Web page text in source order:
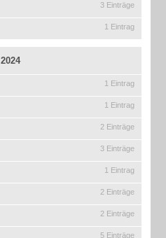
3 Einträge
1 Eintrag
2024
1 Eintrag
1 Eintrag
2 Einträge
3 Einträge
1 Eintrag
2 Einträge
2 Einträge
5 Einträge